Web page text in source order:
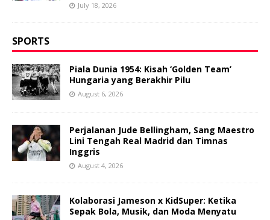
July 18, 2026
SPORTS
Piala Dunia 1954: Kisah ‘Golden Team’
Hungaria yang Berakhir Pilu
August 6, 2026
Perjalanan Jude Bellingham, Sang Maestro
Lini Tengah Real Madrid dan Timnas
Inggris
August 4, 2026
Kolaborasi Jameson x KidSuper: Ketika
Sepak Bola, Musik, dan Moda Menyatu